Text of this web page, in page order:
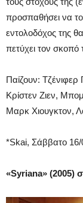
προσπαθήσει να
εντολοδόχος της
πετύχει τον σκοπό
Παίζουν: Τζένιφερ
Κρίστεν Ζιεν,
Μαρκ Χιουγκτον,
*Skai, Σάββατο 16/
«Syriana» (2005)